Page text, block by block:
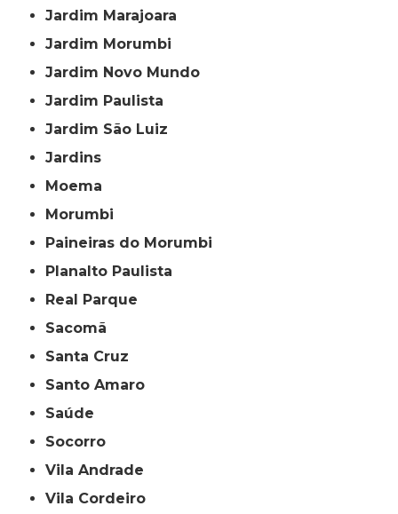
Jardim Marajoara
Jardim Morumbi
Jardim Novo Mundo
Jardim Paulista
Jardim São Luiz
Jardins
Moema
Morumbi
Paineiras do Morumbi
Planalto Paulista
Real Parque
Sacomã
Santa Cruz
Santo Amaro
Saúde
Socorro
Vila Andrade
Vila Cordeiro